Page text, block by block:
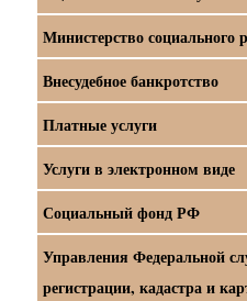
Министерство социального
Внесудебное банкротство
Платные услуги
Услуги в электронном виде
Социальный фонд РФ
Управления Федеральной
регистрации, кадастра и